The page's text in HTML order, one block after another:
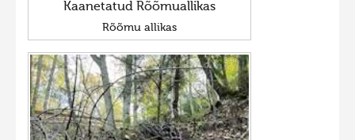
Kaanetatud Rõõmuallikas
Rõõmu allikas